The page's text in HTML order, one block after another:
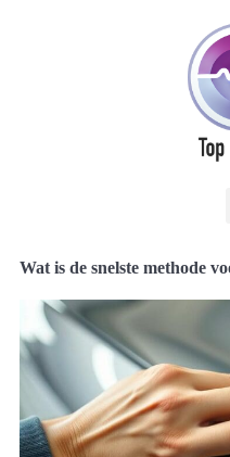
Wat is de snelste methode